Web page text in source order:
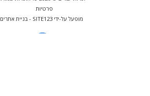
פרטיות
מופעל על-ידיSITE123
- בניית אתרים